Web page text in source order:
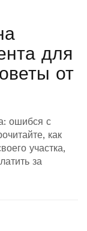
для
от
ошибся с
как
участка,
за